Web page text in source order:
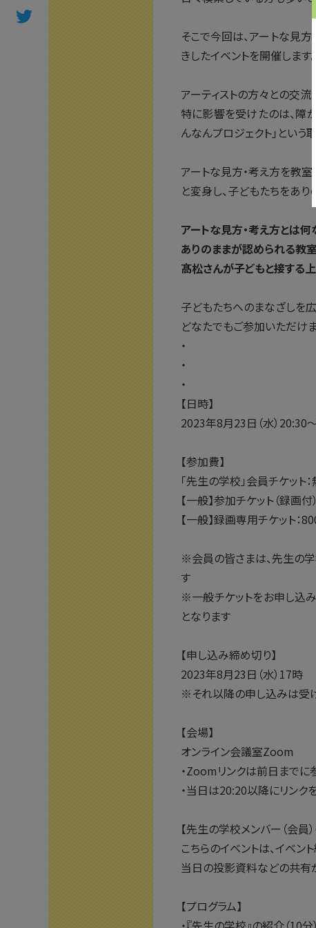
そこで今回は、アートな見
きしたイベントを開催します。
アーティストの方々との交流
特に影響を受けたのは、障
んなんプロジェクト」という
アートな見方・考え方を教
と変身し、子どもたちをあ
アートな見方・考え方とは何
ありのままが認められる教
髙松さんが子どもと接する
子どもたちへのまなざしを広
どなたでもご参加いただけま
・
・
・
【日時】
2023年8月23日（水）20:30
【参加費】
「先生の学校」会員チケット
【一般】参加チケット（録画付
【一般】録画専用チケット：
※会員の皆さまは、先生の
す
※一般チケットをお申し込
となります
【申し込み締め切り】
2023年8月23日（水）17時
※それ以降の申し込みは受
【会場】
オンライン会議室Zoom
・Zoomリンクは前日まで
・当日は20:20以降にリンク
【先生の学校メンバー（会員
こちらのイベントは、イベ
当日の投影資料などの共有
【プログラム】